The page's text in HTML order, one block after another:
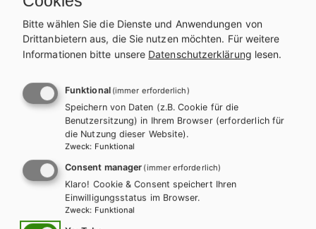
REIHE
AWL - Angewandte Wirtschaftslehre für gewerbliche Berufe
NEU
Lehrbuch + E-Book
23,95 €
Lehrbuch E-Book Solo
17,87 €
Lehrbuch mit E-BOOK+
32,07 €
Schulbuchaktion*
Lehrbuch E-BOOK+ Solo
24,52 €
Bitte wählen Sie die Dienste und Anwendungen von
Drittanbietern aus, die Sie nutzen möchten. Für weitere
Informationen bitte unsere Datenschutzerklärung lesen.
Funktional (immer erforderlich)
Speichern von Daten (z.B. Cookie für die
Benutzersitzung) in Ihrem Browser (erforderlich für
die Nutzung dieser Website).
Zweck: Funktional
Consent manager (immer erforderlich)
Klaro! Cookie & Consent speichert Ihren
Einwilligungsstatus im Browser.
Zweck: Funktional